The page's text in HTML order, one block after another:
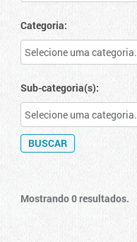
Categoria:
Sub-categoria(s):
Mostrando 0 resultados.